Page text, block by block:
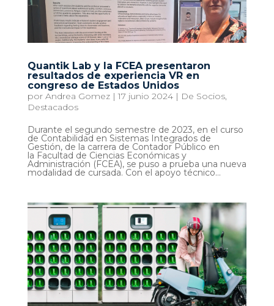
Quantik Lab y la FCEA presentaron
resultados de experiencia VR en
congreso de Estados Unidos
por Andrea Gomez|17 junio 2024| De Socios,
Destacados
Durante el segundo semestre de 2023, en el curso
de Contabilidad en Sistemas Integrados de
Gestión, de la carrera de Contador Público en
la Facultad de Ciencias Económicas y
Administración (FCEA), se puso a prueba una nueva
modalidad de cursada. Con el apoyo técnico...